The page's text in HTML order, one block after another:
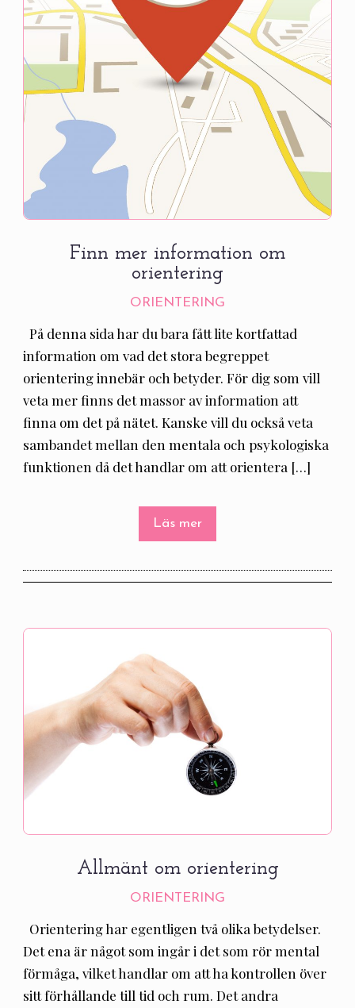
Finn mer information om
orientering
ORIENTERING
På denna sida har du bara fått lite kortfattad
information om vad det stora begreppet
orientering innebär och betyder. För dig som vill
veta mer finns det massor av information att
finna om det på nätet. Kanske vill du också veta
sambandet mellan den mentala och psykologiska
funktionen då det handlar om att orientera […]
Läs mer
Allmänt om orientering
ORIENTERING
Orientering har egentligen två olika betydelser.
Det ena är något som ingår i det som rör mental
förmåga, vilket handlar om att ha kontrollen över
sitt förhållande till tid och rum. Det andra